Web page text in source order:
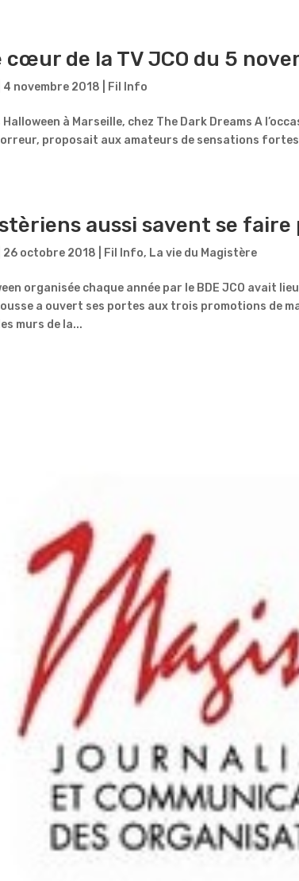
cœur de la TV JCO du 5
4 novembre 2018 Fil Info
à Marseille, chez The Dark Dreams A
proposait aux amateurs de sensations
aussi savent se faire
26 octobre 2018 Fil Info, La vie du Magistère
organisée chaque année par le BDE JCO avait
a ouvert ses portes aux trois promotions de
murs de la...